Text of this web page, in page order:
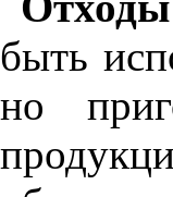
быть
но